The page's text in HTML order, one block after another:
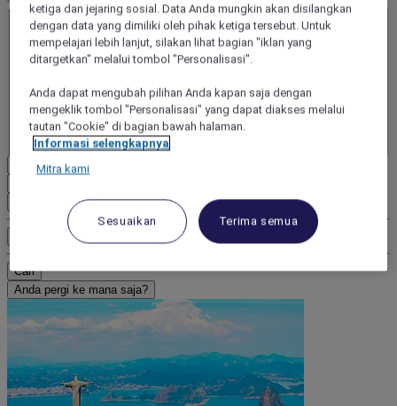
Kamar 1
Kamar 1
Dewasa
- Hapus orang dewasa
Anak-anak
- Hapus anak
+Tambahkan anak
Hapus
Tambahkan kamar
Kriteria pencarian tambahan
Cari
Anda pergi ke mana saja?
ketiga dan jejaring sosial. Data Anda mungkin akan disilangkan
dengan data yang dimiliki oleh pihak ketiga tersebut. Untuk
mempelajari lebih lanjut, silakan lihat bagian "iklan yang
ditargetkan" melalui tombol "Personalisasi".
Anda dapat mengubah pilihan Anda kapan saja dengan
mengeklik tombol "Personalisasi" yang dapat diakses melalui
tautan "Cookie" di bagian bawah halaman.
Informasi selengkapnya
Mitra kami
Sesuaikan Terima semua